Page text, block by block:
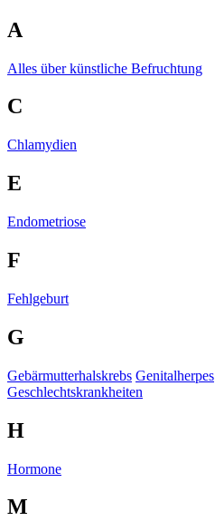
A
Alles über künstliche Befruchtung
C
Chlamydien
E
Endometriose
F
Fehlgeburt
G
Gebärmutterhalskrebs Genitalherpes
Geschlechtskrankheiten
H
Hormone
M